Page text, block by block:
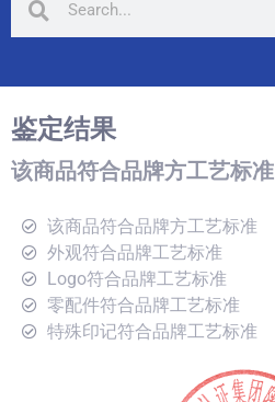
鉴定结果
该商品符合品牌方工艺标准
该商品符合品牌方工艺标准
外观符合品牌工艺标准
Logo符合品牌工艺标准
零配件符合品牌工艺标准
特殊印记符合品牌工艺标准